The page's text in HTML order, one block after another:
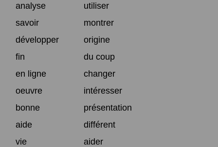
analyse
utiliser
savoir
montrer
développer
origine
fin
du coup
en ligne
changer
oeuvre
intéresser
bonne
présentation
aide
différent
vie
aider